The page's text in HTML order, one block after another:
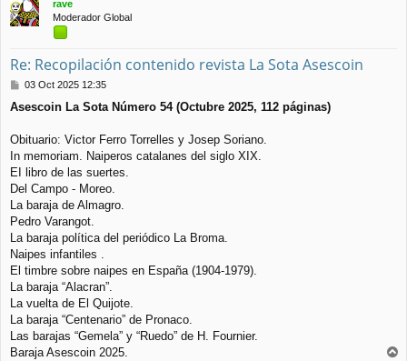
rave
Moderador Global
Re: Recopilación contenido revista La Sota Asescoin
M
n
a
e
03 Oct 2025 12:35
Asescoin La Sota Número 54 (Octubre 2025, 112 páginas)
Obituario: Victor Ferro Torrelles y Josep Soriano.
In memoriam. Naiperos catalanes del siglo XIX.
EI libro de las suertes.
Del Campo - Moreo.
La baraja de Almagro.
Pedro Varangot.
La baraja política del periódico La Broma.
Naipes infantiles .
El timbre sobre naipes en España (1904-1979).
La baraja “Alacran”.
La vuelta de El Quijote.
La baraja “Centenario” de Pronaco.
Las barajas “Gemela” y “Ruedo” de H. Fournier.
Baraja Asescoin 2025.